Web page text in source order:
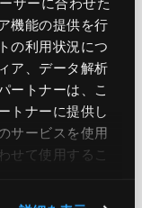
機能の提供を行
の利用状況につ
ア、データ解析
ートナーは、こ
トナーに提供し
サービスを使用
せて使用​​するこ
with the
comply with
in all
is